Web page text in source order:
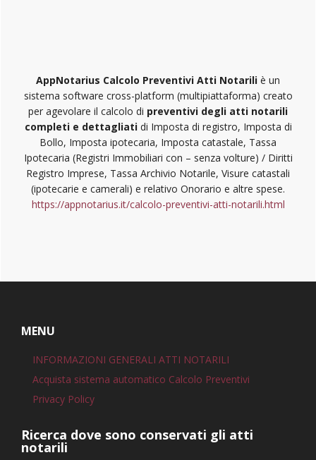
AppNotarius Calcolo Preventivi Atti Notarili è un
sistema software cross-platform (multipiattaforma) creato
per agevolare il calcolo di preventivi degli atti notarili
completi e dettagliatidi Imposta di registro, Imposta di
Bollo, Imposta ipotecaria, Imposta catastale, Tassa
Ipotecaria (Registri Immobiliari con – senza volture) / Diritti
Registro Imprese, Tassa Archivio Notarile, Visure catastali
(ipotecarie e camerali) e relativo Onorario e altre spese.
https://appnotarius.it/calcolo-preventivi-atti-notarili.html
MENU
INFORMAZIONI GENERALI ATTI NOTARILI
Acquista sistema automatico Calcolo Preventivi
Privacy Policy
Ricerca dove sono conservati gli atti
notarili